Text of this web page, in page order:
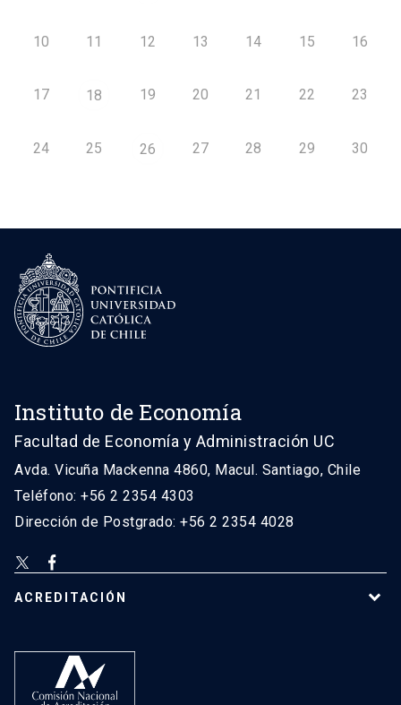
10 11 12 13 14 15 16
17 18 19 20 21 22 23
24 25 26 27 28 29 30
Instituto de Economía
Facultad de Economía y Administración UC
Avda. Vicuña Mackenna 4860, Macul. Santiago, Chile
Teléfono: +56 2 2354 4303
Dirección de Postgrado: +56 2 2354 4028
ACREDITACIÓN